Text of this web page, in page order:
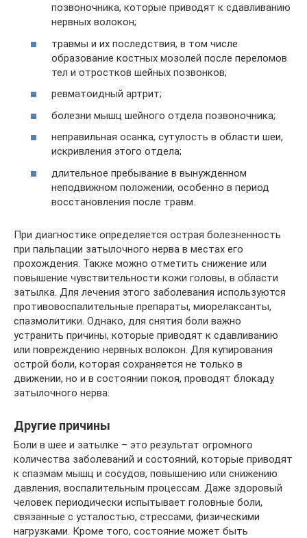
позвоночника, которые приводят к сдавливанию
нервных волокон;
травмы и их последствия, в том числе
образование костных мозолей после переломов
тел и отростков шейных позвонков;
ревматоидный артрит;
болезни мышц шейного отдела позвоночника;
неправильная осанка, сутулость в области шеи,
искривления этого отдела;
длительное пребывание в вынужденном
неподвижном положении, особенно в период
восстановления после травм.
При диагностике определяется острая болезненность
при пальпации затылочного нерва в местах его
прохождения. Также можно отметить снижение или
повышение чувствительности кожи головы, в области
затылка. Для лечения этого заболевания используются
противовоспалительные препараты, миорелаксанты,
спазмолитики. Однако, для снятия боли важно
устранить причины, которые приводят к сдавливанию
или повреждению нервных волокон. Для купирования
острой боли, которая сохраняется не только в
движении, но и в состоянии покоя, проводят блокаду
затылочного нерва.
Другие причины
Боли в шее и затылке – это результат огромного
количества заболеваний и состояний, которые приводят
к спазмам мышц и сосудов, повышению или снижению
давления, воспалительным процессам. Даже здоровый
человек периодически испытывает головные боли,
связанные с усталостью, стрессами, физическими
нагрузками. Кроме того, состояние может быть